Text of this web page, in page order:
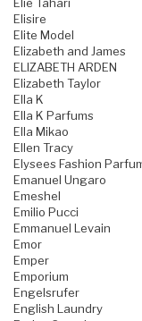
Elie Tahari
Elisire
Elite Model
Elizabeth and James
ELIZABETH ARDEN
Elizabeth Taylor
Ella K
Ella K Parfums
Ella Mikao
Ellen Tracy
Elysees Fashion
Emanuel Ungaro
Emeshel
Emilio Pucci
Emmanuel Levain
Emor
Emper
Emporium
Engelsrufer
English Laundry